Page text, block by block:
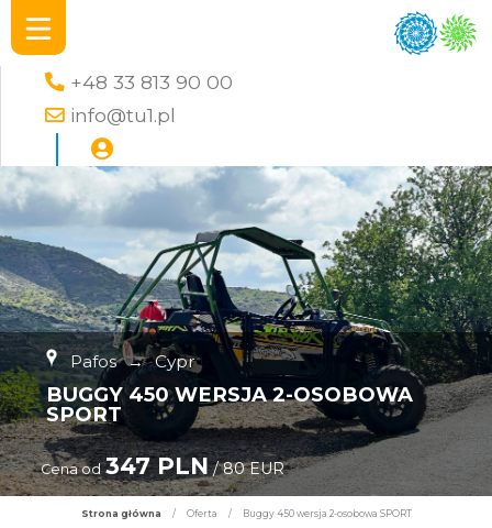
+48 33 813 90 00
info@tu1.pl
Pafos → Cypr
BUGGY 450 WERSJA 2-OSOBOWA
SPORT
Cena od 347 PLN/ 80 EUR
Strona główna / Oferta / Buggy 450 wersja 2-osobowa SPORT